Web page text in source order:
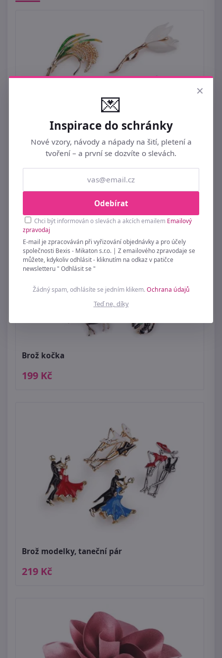
Brož květy
Brož kočka
199 Kč
Brož modelky, taneční pár
219 Kč
×
💌
Inspirace do schránky
Nové vzory, návody a nápady na šití, pletení a
tvoření – a první se dozvíte o slevách.
Odebírat
Chci být informován o slevách a akcích emailem Emailový
zpravodaj
E-mail je zpracováván při vyřizování objednávky a pro účely
společnosti Bexis - Mikaton s.r.o. | Z emailového zpravodaje se
můžete, kdykoliv odhlásit - kliknutím na odkaz v patičce
newsletteru " Odhlásit se "
Žádný spam, odhlásíte se jedním klikem.Ochrana údajů
Teď ne, díky